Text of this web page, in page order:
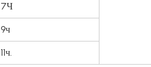
7Ч
9ч
11ч.